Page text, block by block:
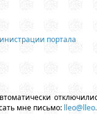
портала
мне письмо: